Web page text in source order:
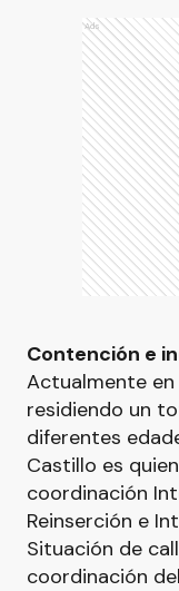
Ads
Contención e
Actualmente
residiendo un
diferentes
Castillo es
coordinación
Reinserción e
Situación de
coordinación